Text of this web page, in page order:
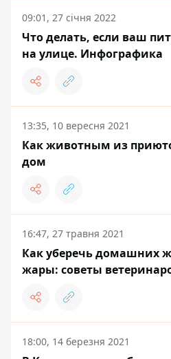
09:01, 27 січня 2022
Что делать, если ваш
на улице. Инфографика
13:35, 10 вересня 2021
Как животным из
дом
16:47, 27 травня 2021
Как уберечь домашних
жары: советы
18:00, 14 березня 2021